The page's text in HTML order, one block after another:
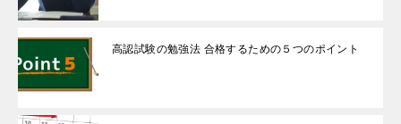
高認試験の勉強法 合格するための５つのポイント